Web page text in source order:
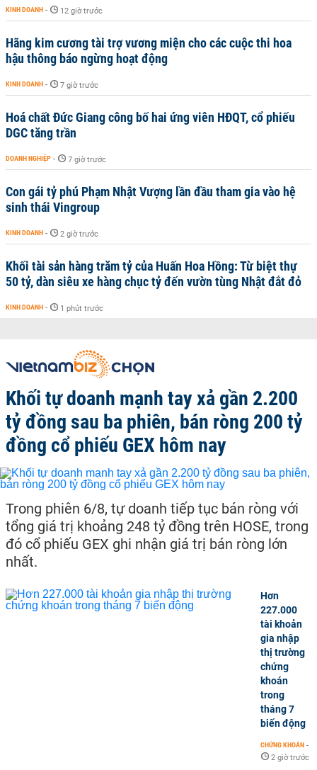
KINH DOANH - 12 giờ trước
Hãng kim cương tài trợ vương miện cho các cuộc thi hoa
hậu thông báo ngừng hoạt động
KINH DOANH - 7 giờ trước
Hoá chất Đức Giang công bố hai ứng viên HĐQT, cổ phiếu
DGC tăng trần
DOANH NGHIỆP - 7 giờ trước
Con gái tỷ phú Phạm Nhật Vượng lần đầu tham gia vào hệ
sinh thái Vingroup
KINH DOANH - 2 giờ trước
Khối tài sản hàng trăm tỷ của Huấn Hoa Hồng: Từ biệt thự
50 tỷ, dàn siêu xe hàng chục tỷ đến vườn tùng Nhật đắt đỏ
KINH DOANH - 1 phút trước
Khối tự doanh mạnh tay xả gần 2.200
tỷ đồng sau ba phiên, bán ròng 200 tỷ
đồng cổ phiếu GEX hôm nay
Trong phiên 6/8, tự doanh tiếp tục bán ròng với
tổng giá trị khoảng 248 tỷ đồng trên HOSE, trong
đó cổ phiếu GEX ghi nhận giá trị bán ròng lớn
nhất.
Hơn
227.000
tài khoản
gia nhập
thị trường
chứng
khoán
trong
tháng 7
biến động
CHỨNG KHOÁN -
2 giờ trước